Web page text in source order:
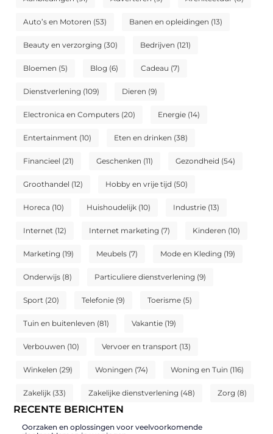
Auto’s en Motoren (53) Banen en opleidingen (13)
Beauty en verzorging (30) Bedrijven (121)
Bloemen (5) Blog (6) Cadeau (7)
Dienstverlening (109) Dieren (9)
Electronica en Computers (20) Energie (14)
Entertainment (10) Eten en drinken (38)
Financieel (21) Geschenken (11) Gezondheid (54)
Groothandel (12) Hobby en vrije tijd (50)
Horeca (10) Huishoudelijk (10) Industrie (13)
Internet (12) Internet marketing (7) Kinderen (10)
Marketing (19) Meubels (7) Mode en Kleding (19)
Onderwijs (8) Particuliere dienstverlening (9)
Sport (20) Telefonie (9) Toerisme (5)
Tuin en buitenleven (81) Vakantie (19)
Verbouwen (10) Vervoer en transport (13)
Winkelen (29) Woningen (74) Woning en Tuin (116)
Zakelijk (33) Zakelijke dienstverlening (48) Zorg (8)
RECENTE BERICHTEN
Oorzaken en oplossingen voor veelvoorkomende